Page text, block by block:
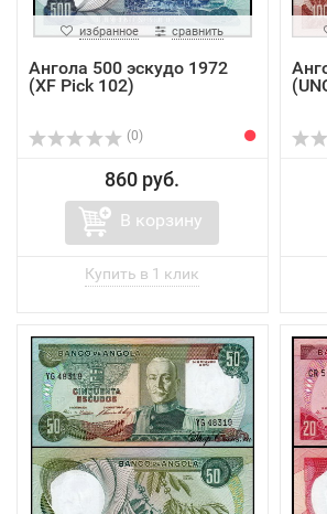
избранное сравнить
Ангола 500 эскудо 1972
(XF Pick 102)
(0)
860 руб.
В корзину